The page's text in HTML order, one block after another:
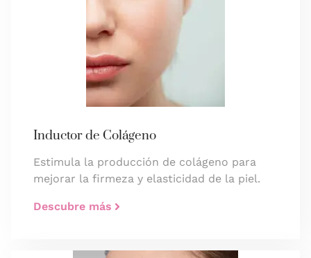
Inductor de Colágeno
Estimula la producción de colágeno para
mejorar la firmeza y elasticidad de la piel.
Descubre más